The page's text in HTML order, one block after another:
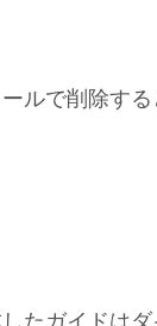
ルで削除す